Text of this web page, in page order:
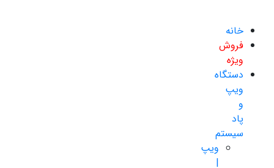
خانه
فروش
ویژه
دستگاه
ویپ
و
پاد
سیستم
ویپ
|